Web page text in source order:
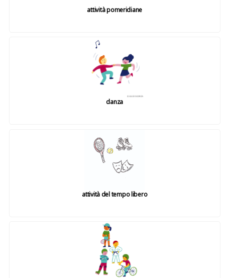
attività pomeridiane
danza
attività del tempo libero